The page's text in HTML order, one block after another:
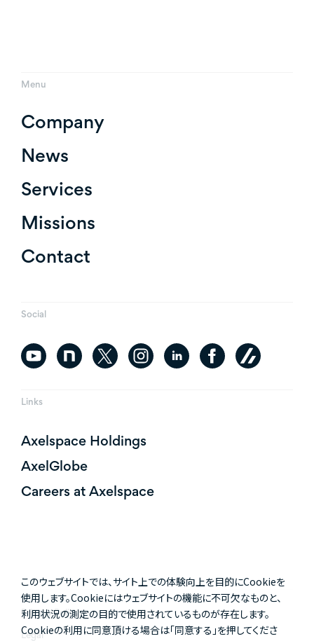
このウェブサイトでは、サイト上での体験向上を目的にCookieを
使用します。Cookieにはウェブサイトの機能に不可欠なものと、
利用状況の測定の目的で使用されているものが存在します。
Cookieの利用に同意頂ける場合は「同意する」を押してくださ
Menu
Company
News
Services
Missions
Contact
Social
Links
Axelspace Holdings
AxelGlobe
Careers at Axelspace
Privacy Policy
Legal